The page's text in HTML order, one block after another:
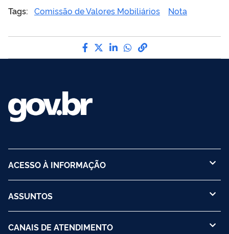
Tags: Comissão de Valores Mobiliários Nota
Compartilhe por Facebook
Compartilhe por Twitter
Compartilhe por
Compartilhe por
link para Copiar
ACESSO À INFORMAÇÃO
ASSUNTOS
CANAIS DE ATENDIMENTO